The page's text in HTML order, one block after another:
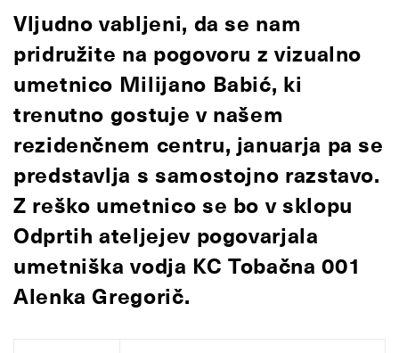
Vljudno vabljeni, da se nam
pridružite na pogovoru z vizualno
umetnico Milijano Babić, ki
trenutno gostuje v našem
rezidenčnem centru, januarja pa se
predstavlja s samostojno razstavo.
Z reško umetnico se bo v sklopu
Odprtih ateljejev pogovarjala
umetniška vodja KC Tobačna 001
Alenka Gregorič.